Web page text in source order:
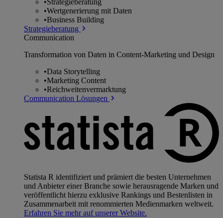
•Wertgenerierung mit Daten
•Business Building
Strategieberatung
Communication
Transformation von Daten in Content-Marketing und Design
•Data Storytelling
•Marketing Content
•Reichweitenvermarktung
Communication Lösungen
Statista R identifiziert und prämiert die besten Unternehmen
und Anbieter einer Branche sowie herausragende Marken und
veröffentlicht hierzu exklusive Rankings und Bestenlisten in
Zusammenarbeit mit renommierten Medienmarken weltweit.
Erfahren Sie mehr auf unserer Website.